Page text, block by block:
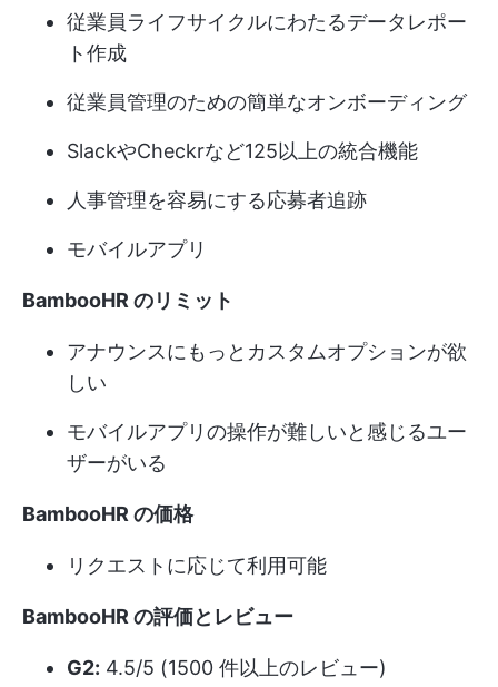
従業員ライフサイクルにわたるデータレポー
ト作成
従業員管理のための簡単なオンボーディング
SlackやCheckrなど125以上の統合機能
人事管理を容易にする応募者追跡
モバイルアプリ
BambooHR のリミット
アナウンスにもっとカスタムオプションが欲
しい
モバイルアプリの操作が難しいと感じるユー
ザーがいる
BambooHR の価格
リクエストに応じて利用可能
BambooHR の評価とレビュー
G2: 4.5/5 (1500 件以上のレビュー)